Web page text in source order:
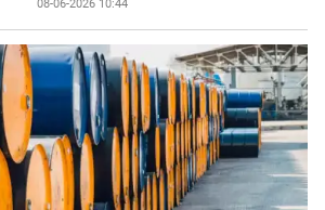
08-06-2026 10:44